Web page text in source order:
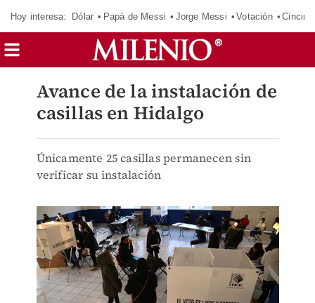
Hoy interesa: Dólar Papá de Messi Jorge Messi Votación
Avance de la instalación de
casillas en Hidalgo
Únicamente 25 casillas permanecen sin
verificar su instalación